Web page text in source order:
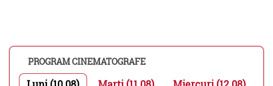
PROGRAM CINEMATOGRAFE